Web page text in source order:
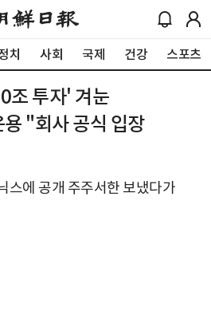
치 사회 국제 건강 스포츠
조 투자' 겨눈
"회사 공식 입장
스에 공개 주주서한 보냈다가